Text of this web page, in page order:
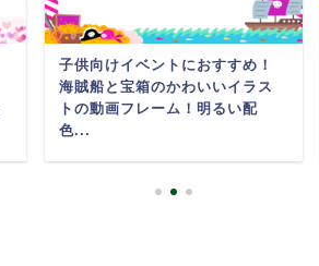
子供向けイベントにおすすめ！
海賊船と宝箱のかわいいイラス
トの動画フレーム！明るい配
色...